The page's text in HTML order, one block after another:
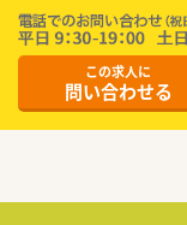
この求人に
問い合わせる